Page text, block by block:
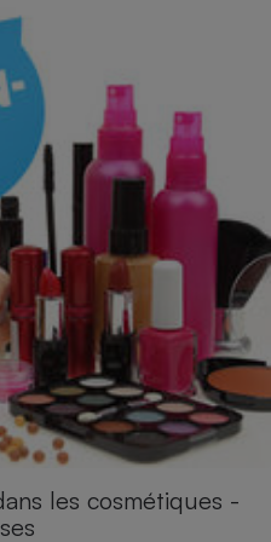
les cosmétiques -